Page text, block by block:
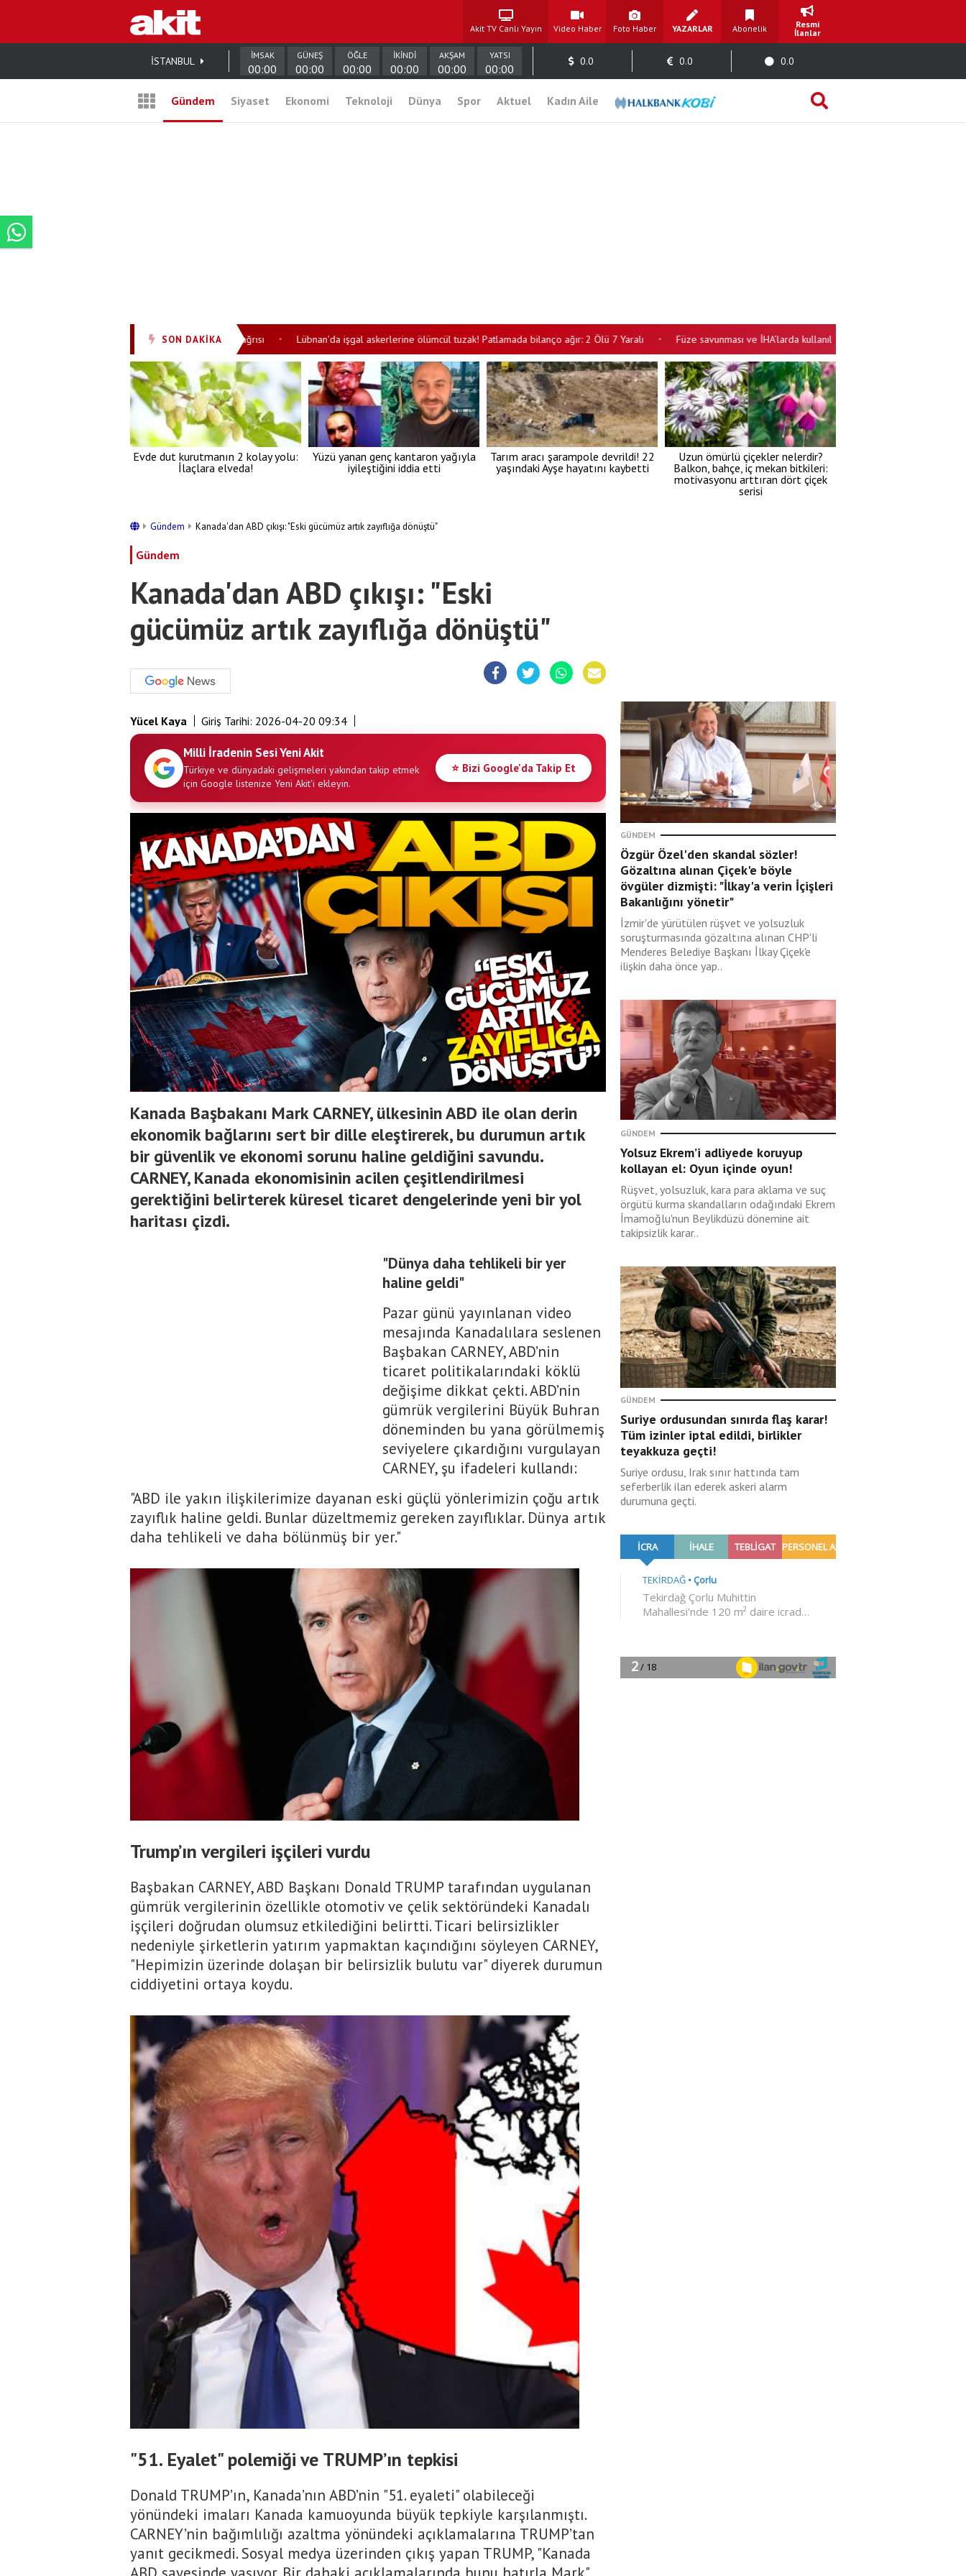
Akit TV Canlı Yayın Video Haber Foto Haber YAZARLAR Abonelik
Resmi
İlanlar
İSTANBUL İMSAK
00:00
GÜNEŞ
00:00
ÖĞLE
00:00
İKİNDİ
00:00
AKŞAM
00:00
YATSI
00:00
0.0 0.0 0.0
Gündem Siyaset Ekonomi Teknoloji Dünya Spor Aktuel Kadın Aile
SON DAKİKA
Vatandaşa ‘Yetmez! Daha çok gönderin’ çağrısı • Lübnan'da işgal askerlerine ölümcül tuzak! Patlamada bilanço ağır: 2 Ölü 7 Yaralı • Füze savunması ve İHA’larda kullanılacak! Japonya ordusunda yapay zeka
Evde dut kurutmanın 2 kolay yolu:
İlaçlara elveda!
Yüzü yanan genç kantaron yağıyla
iyileştiğini iddia etti
Tarım aracı şarampole devrildi! 22
yaşındaki Ayşe hayatını kaybetti
Uzun ömürlü çiçekler nelerdir?
Balkon, bahçe, iç mekan bitkileri:
motivasyonu arttıran dört çiçek
serisi
Gündem Kanada'dan ABD çıkışı: "Eski gücümüz artık zayıflığa dönüştü"
Gündem
Kanada'dan ABD çıkışı: "Eski
gücümüz artık zayıflığa dönüştü"
Yücel Kaya Giriş Tarihi: 2026-04-20 09:34
Milli İradenin Sesi Yeni Akit
Türkiye ve dünyadaki gelişmeleri yakından takip etmek
için Google listenize Yeni Akit'i ekleyin.
⭐ Bizi Google'da Takip Et
Kanada Başbakanı Mark CARNEY, ülkesinin ABD ile olan derin
ekonomik bağlarını sert bir dille eleştirerek, bu durumun artık
bir güvenlik ve ekonomi sorunu haline geldiğini savundu.
CARNEY, Kanada ekonomisinin acilen çeşitlendirilmesi
gerektiğini belirterek küresel ticaret dengelerinde yeni bir yol
haritası çizdi.
"Dünya daha tehlikeli bir yer
haline geldi"
Pazar günü yayınlanan video
mesajında Kanadalılara seslenen
Başbakan CARNEY, ABD’nin
ticaret politikalarındaki köklü
değişime dikkat çekti. ABD’nin
gümrük vergilerini Büyük Buhran
döneminden bu yana görülmemiş
seviyelere çıkardığını vurgulayan
CARNEY, şu ifadeleri kullandı:
"ABD ile yakın ilişkilerimize dayanan eski güçlü yönlerimizin çoğu artık
zayıflık haline geldi. Bunlar düzeltmemiz gereken zayıflıklar. Dünya artık
daha tehlikeli ve daha bölünmüş bir yer."
Trump’ın vergileri işçileri vurdu
Başbakan CARNEY, ABD Başkanı Donald TRUMP tarafından uygulanan
gümrük vergilerinin özellikle otomotiv ve çelik sektöründeki Kanadalı
işçileri doğrudan olumsuz etkilediğini belirtti. Ticari belirsizlikler
nedeniyle şirketlerin yatırım yapmaktan kaçındığını söyleyen CARNEY,
"Hepimizin üzerinde dolaşan bir belirsizlik bulutu var" diyerek durumun
ciddiyetini ortaya koydu.
"51. Eyalet" polemiği ve TRUMP’ın tepkisi
Donald TRUMP’ın, Kanada’nın ABD’nin "51. eyaleti" olabileceği
yönündeki imaları Kanada kamuoyunda büyük tepkiyle karşılanmıştı.
CARNEY’nin bağımlılığı azaltma yönündeki açıklamalarına TRUMP’tan
yanıt gecikmedi. Sosyal medya üzerinden çıkış yapan TRUMP, "Kanada
GÜNDEM
Özgür Özel'den skandal sözler!
Gözaltına alınan Çiçek'e böyle
övgüler dizmişti: "İlkay'a verin İçişleri
Bakanlığını yönetir"
İzmir'de yürütülen rüşvet ve yolsuzluk
soruşturmasında gözaltına alınan CHP'li
Menderes Belediye Başkanı İlkay Çiçek'e
ilişkin daha önce yap..
GÜNDEM
Yolsuz Ekrem’i adliyede koruyup
kollayan el: Oyun içinde oyun!
Rüşvet, yolsuzluk, kara para aklama ve suç
örgütü kurma skandalların odağındaki Ekrem
İmamoğlu'nun Beylikdüzü dönemine ait
takipsizlik karar..
GÜNDEM
Suriye ordusundan sınırda flaş karar!
Tüm izinler iptal edildi, birlikler
teyakkuza geçti!
Suriye ordusu, Irak sınır hattında tam
seferberlik ilan ederek askeri alarm
durumuna geçti.